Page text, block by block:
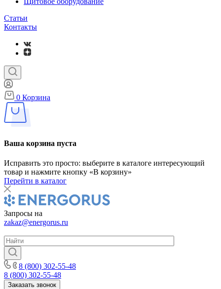
Статьи
Контакты
0 Корзина
Ваша корзина пуста
Исправить это просто: выберите в каталоге интересующий
товар и нажмите кнопку «В корзину»
Перейти в каталог
Запросы на
zakaz@energorus.ru
8 (800) 302-55-48
8 (800) 302-55-48
Заказать звонок